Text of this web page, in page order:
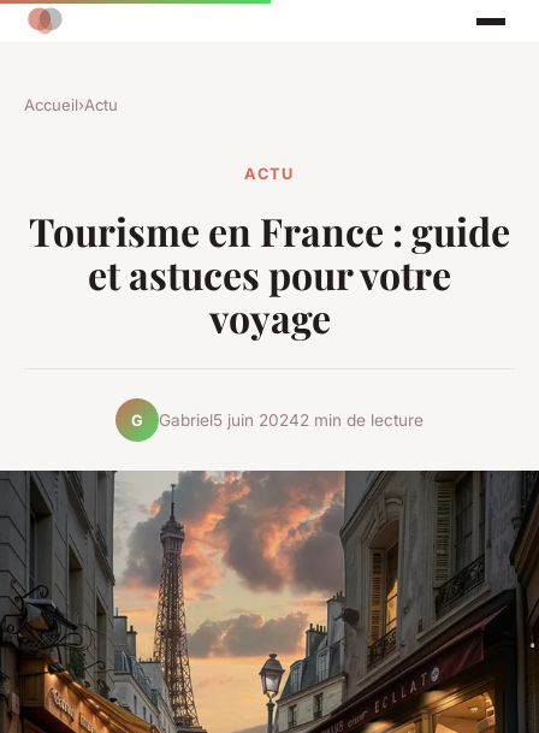
Accueil›Actu
ACTU
Tourisme en France : guide
et astuces pour votre
voyage
G Gabriel5 juin 20242 min de lecture